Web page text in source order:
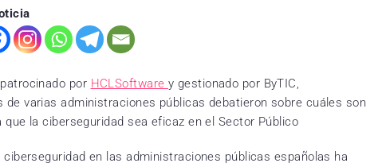
por HCLSoftware y gestionado por ByTIC,
de varias administraciones públicas debatieron sobre cuáles son
que la ciberseguridad sea eficaz en el Sector Público
ciberseguridad en las administraciones públicas españolas ha